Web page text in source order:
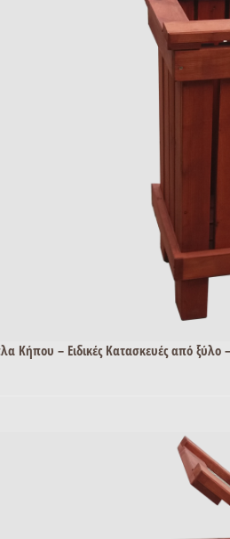
Κήπου – Ειδικές Κατασκευές από